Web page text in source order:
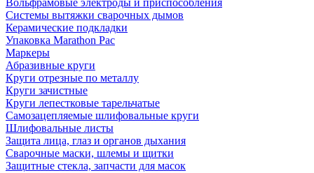
Вольфрамовые электроды и приспособления
Системы вытяжки сварочных дымов
Керамические подкладки
Упаковка Marathon Pac
Маркеры
Абразивные круги
Круги отрезные по металлу
Круги зачистные
Круги лепестковые тарельчатые
Самозацепляемые шлифовальные круги
Шлифовальные листы
Защита лица, глаз и органов дыхания
Сварочные маски, шлемы и щитки
Защитные стекла, запчасти для масок